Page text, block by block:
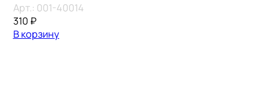
Арт.: 001-40014
310 ₽
В корзину